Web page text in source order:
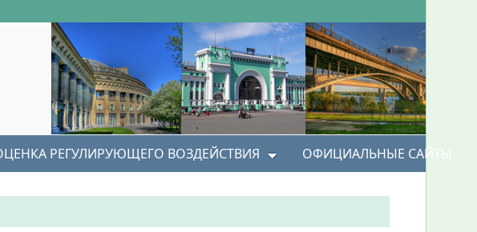
РЕГУЛИРУЮЩЕГО ВОЗДЕЙСТВИЯ ОФИЦИАЛЬНЫЕ САЙТЫ